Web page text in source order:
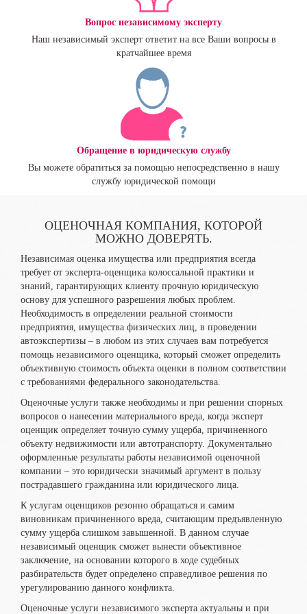
Вопрос независимому эксперту
Наш независимый эксперт ответит на все Ваши вопросы в
кратчайшее время
Обращение в юридическую службу
Вы можете обратиться за помощью непосредственно в нашу
службу юридической помощи
ОЦЕНОЧНАЯ КОМПАНИЯ, КОТОРОЙ
МОЖНО ДОВЕРЯТЬ.
Независимая оценка имущества или предприятия всегда
требует от эксперта-оценщика колоссальной практики и
знаний, гарантирующих клиенту прочную юридическую
основу для успешного разрешения любых проблем.
Необходимость в определении реальной стоимости
предприятия, имущества физических лиц, в проведении
автоэкспертизы – в любом из этих случаев вам потребуется
помощь независимого оценщика, который сможет определить
объективную стоимость объекта оценки в полном соответствии
с требованиями федерального законодательства.
Оценочные услуги также необходимы и при решении спорных
вопросов о нанесении материального вреда, когда эксперт
оценщик определяет точную сумму ущерба, причиненного
объекту недвижимости или автотранспорту. Документально
оформленные результаты работы независимой оценочной
компании – это юридически значимый аргумент в пользу
пострадавшего гражданина или юридического лица.
К услугам оценщиков резонно обращаться и самим
виновникам причиненного вреда, считающим предъявленную
сумму ущерба слишком завышенной. В данном случае
независимый оценщик сможет вынести объективное
заключение, на основании которого в ходе судебных
разбирательств будет определено справедливое решения по
урегулированию данного конфликта.
Оценочные услуги независимого эксперта актуальны и при